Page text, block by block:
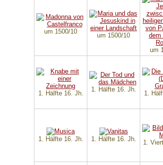
um 1500/10
um 1500/10
um
1. Hälfte 16. Jh.
1. Hälfte 16. Jh.
1.
1. Hälfte 16. Jh. 1. Hälfte 16. Jh. 1.